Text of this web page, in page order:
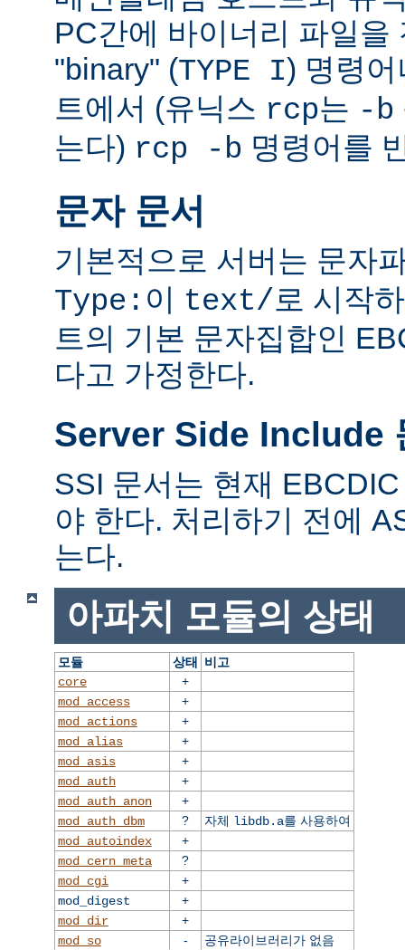
PC간에 바이너리 파일을
"binary" (TYPE I) 명령
트에서 (유닉스 rcp는 -b
는다) rcp -b 명령어를
문자 문서
기본적으로 서버는 문자
Type: 이 text/ 로 시작
트의 기본 문자집합인
다고 가정한다.
Server Side Include
SSI 문서는 현재
야 한다. 처리하기 전에
는다.
아파치 모듈의 상태
모듈 상태
비고
core
+
mod_access
+
mod_actions
+
mod_alias
+
mod_asis
+
mod_auth
+
mod_auth_anon
+
mod_auth_dbm
? 자체 libdb.a를 사용하여
mod_autoindex
+
mod_cern_meta
?
mod_cgi
+
mod_digest
+
mod_dir
+
mod_so
-
공유라이브러리가 없음